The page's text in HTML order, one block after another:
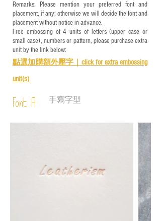
Remarks: Please mention your preferred font and
placement, if any; otherwise we will decide the font and
placement without notice in advance.
Free embossing of 4 units of letters (upper case or
small case), numbers or pattern, please purchase extra
unit by the link below:
點選加購額外壓字｜ click for extra embossing
unit(s)
Font A 手寫字型